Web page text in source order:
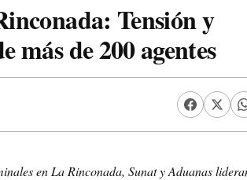
Tensión y
más de 200 agentes
en La Rinconada, Sunat y Aduanas